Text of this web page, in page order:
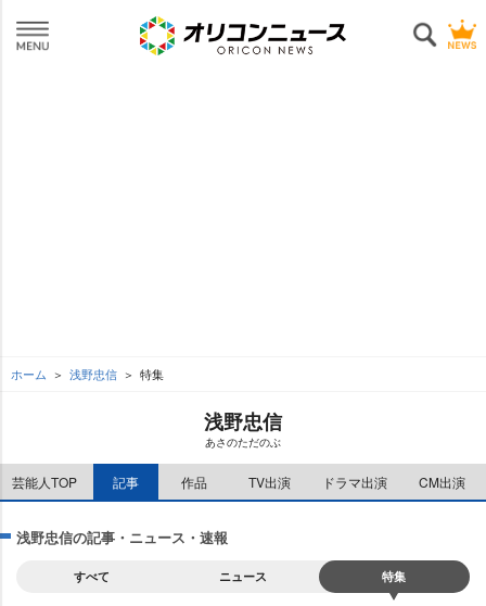
ホーム 浅野忠信 特集
浅野忠信
あさのただのぶ
芸能人TOP 記事 作品 TV出演 ドラマ出演 CM出演
浅野忠信の記事・ニュース・速報
すべて ニュース 特集